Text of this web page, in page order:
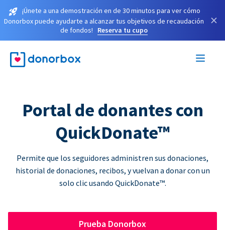
¡Únete a una demostración en de 30 minutos para ver cómo
Donorbox puede ayudarte a alcanzar tus objetivos de recaudación
de fondos!
Reserva tu cupo
×
Portal de donantes con
QuickDonate™
Permite que los seguidores administren sus donaciones,
historial de donaciones, recibos, y vuelvan a donar con un
solo clic usando QuickDonate™.
Prueba Donorbox